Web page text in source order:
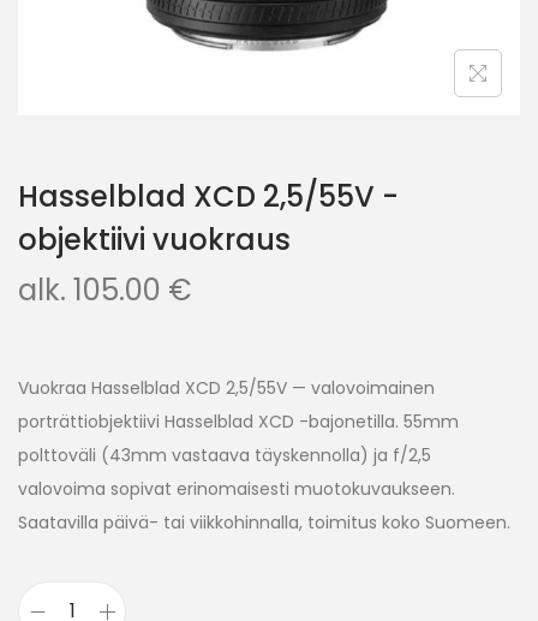
Hasselblad XCD 2,5/55V -
objektiivi vuokraus
alk. 105.00 €
Vuokraa Hasselblad XCD 2,5/55V — valovoimainen
porträttiobjektiivi Hasselblad XCD -bajonetilla. 55mm
polttoväli (43mm vastaava täyskennolla) ja f/2,5
valovoima sopivat erinomaisesti muotokuvaukseen.
Saatavilla päivä- tai viikkohinnalla, toimitus koko Suomeen.